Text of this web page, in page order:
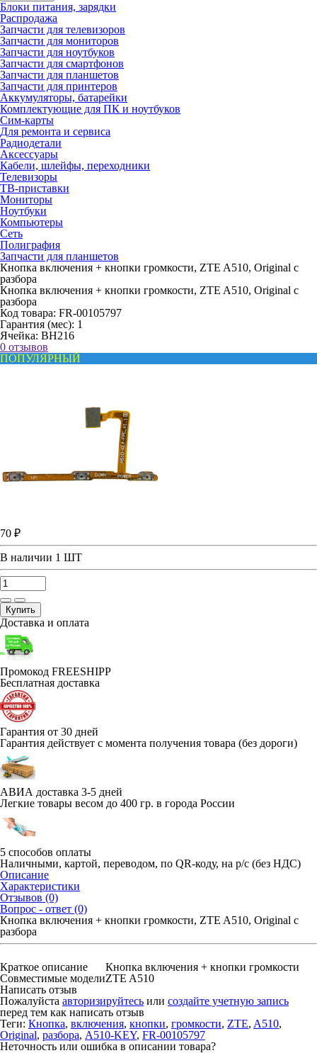
Блоки питания, зарядки
Распродажа
Запчасти для телевизоров
Запчасти для мониторов
Запчасти для ноутбуков
Запчасти для смартфонов
Запчасти для планшетов
Запчасти для принтеров
Аккумуляторы, батарейки
Комплектующие для ПК и ноутбуков
Сим-карты
Для ремонта и сервиса
Радиодетали
Аксессуары
Кабели, шлейфы, переходники
Телевизоры
ТВ-приставки
Мониторы
Ноутбуки
Компьютеры
Сеть
Полиграфия
Запчасти для планшетов
Кнопка включения + кнопки громкости, ZTE A510, Original с
разбора
Кнопка включения + кнопки громкости, ZTE A510, Original с
разбора
Код товара: FR-00105797
Гарантия (мес): 1
Ячейка: BH216
0 отзывов
ПОПУЛЯРНЫЙ
70 ₽
В наличии 1 ШТ
Купить
Доставка и оплата
Промокод FREESHIPP
Бесплатная доставка
Гарантия от 30 дней
Гарантия действует с момента получения товара (без дороги)
АВИА доставка 3-5 дней
Легкие товары весом до 400 гр. в города России
5 способов оплаты
Наличными, картой, переводом, по QR-коду, на р/с (без НДС)
Описание
Характеристики
Отзывов (0)
Вопрос - ответ (0)
Кнопка включения + кнопки громкости, ZTE A510, Original с
разбора
Краткое описание
Кнопка включения + кнопки громкости
Совместимые моделиZTE A510
Написать отзыв
Пожалуйста авторизируйтесь или создайте учетную запись
перед тем как написать отзыв
Теги: Кнопка, включения, кнопки, громкости, ZTE, A510,
Original, разбора, A510-KEY, FR-00105797
Неточность или ошибка в описании товара?